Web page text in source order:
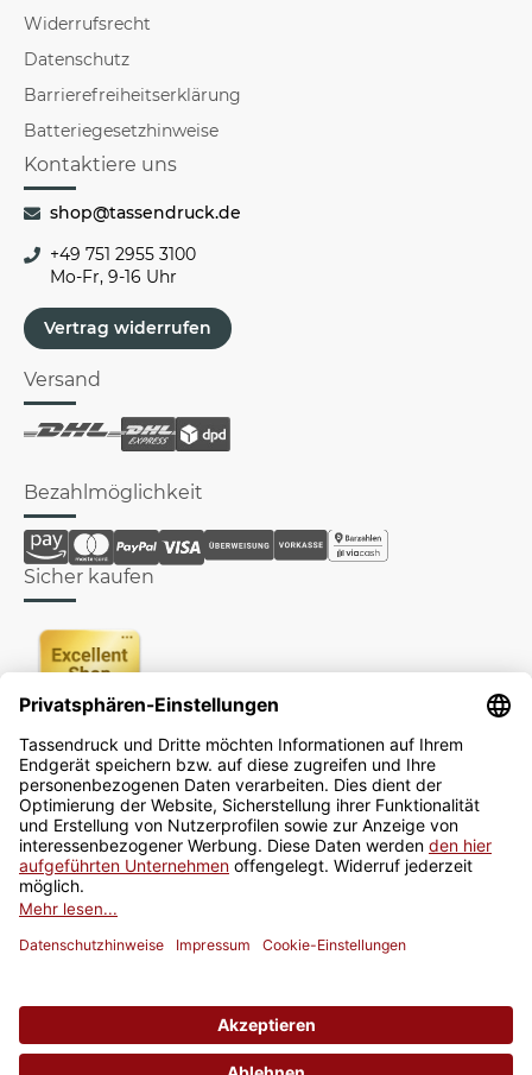
Widerrufsrecht
Datenschutz
Barrierefreiheitserklärung
Batteriegesetzhinweise
Kontaktiere uns
shop@tassendruck.de
+49 751 2955 3100
Mo-Fr, 9-16 Uhr
Vertrag widerrufen
Versand
Bezahlmöglichkeit
Sicher kaufen
Newsletter